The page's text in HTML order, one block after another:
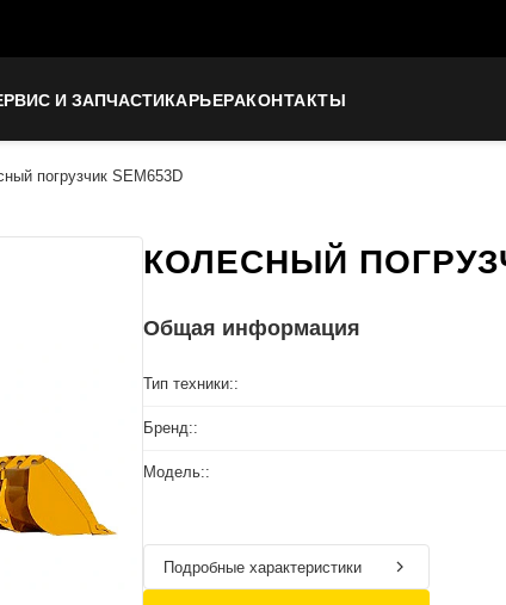
И ЗАПЧАСТИКАРЬЕРАКОНТАКТЫ
погрузчик SEM653D
КОЛЕСНЫЙ
Общая информация
Тип техники::
Бренд::
Модель::
Подробные характеристики